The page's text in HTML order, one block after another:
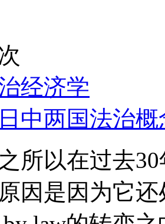
经济学
两国法治概
所以在过去
因是因为它